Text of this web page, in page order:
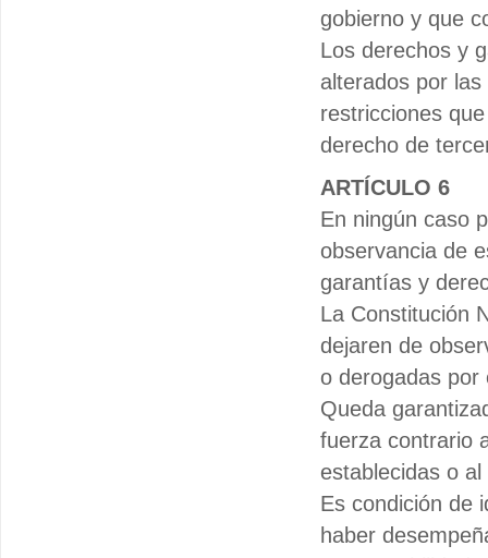
gobierno y que
Los derechos y
alterados por
restricciones
derecho de
ARTÍCULO 6
En ningún caso
observancia de
garantías y
La Constitución
dejaren de
o derogadas por
Queda
fuerza contrario
establecidas o
Es condición de
haber